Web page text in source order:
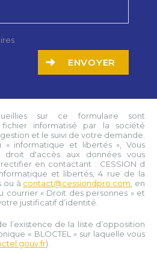
ENVOYER
sur ce formulaire sont
informatisé par la société
et le suivi de votre demande.
informatique et libertés », Vous
d'accès aux données vous
en contactant : CESSION d
et libertés,4 rue de la
ou à contact@cessiondpro.com , en
courrier « Droit des personnes » et
justificatif d’identité.
l’existence de la liste d’opposition
« BLOCTEL » sur laquelle vous
).